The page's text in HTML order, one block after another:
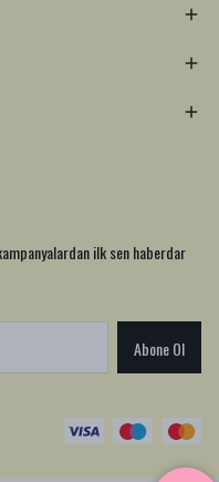
ilk sen haberdar
Abone Ol